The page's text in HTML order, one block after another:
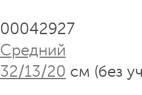
00042927
Средний
32/13/20 см (без